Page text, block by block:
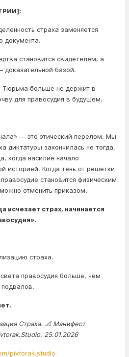
страха заменяется
документа.
становится свидетелем, а
доказательной базой.
Тюрьма больше не держит в
для правосудия в будущем.
— это этический перелом. Мы
диктатуры закончилась не тогда,
когда насилие начало
историей. Когда тень от решетки
становится физическим
отменить приказом.
исчезает страх, начинается
страха.
правосудия больше, чем
Страха. 📐 Манифест
25.01.2026
pivtorak.studio